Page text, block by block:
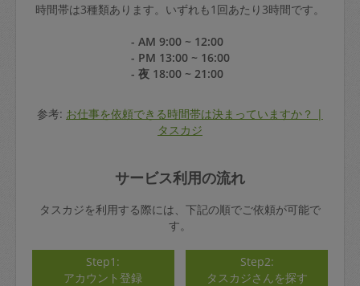
時間帯は3種類あります。いずれも1回あたり3時間です。
- AM 9:00 ~ 12:00
- PM 13:00 ~ 16:00
- 夜 18:00 ~ 21:00
参考: お仕事を依頼できる時間帯は決まっていますか？ |
タスカジ
サービス利用の流れ
タスカジを利用する際には、下記の順でご依頼が可能で
す。
Step1:
アカウント登録
Step2:
タスカジさんを探す